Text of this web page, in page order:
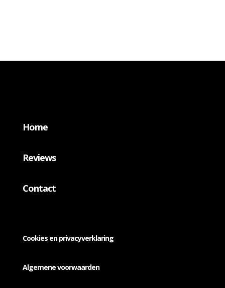
Home
Reviews
Contact
Cookies en privacyverklaring
Algemene voorwaarden